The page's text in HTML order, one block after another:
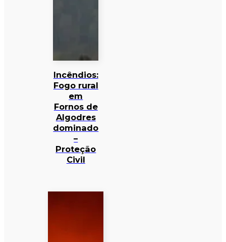
Incêndios:
Fogo rural
em
Fornos de
Algodres
dominado
–
Proteção
Civil